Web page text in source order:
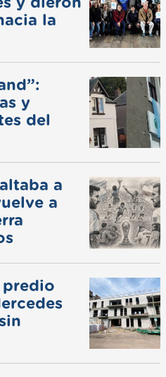
la
y
del
a
a
predio